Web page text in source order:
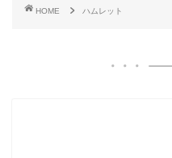
HOME ハムレット